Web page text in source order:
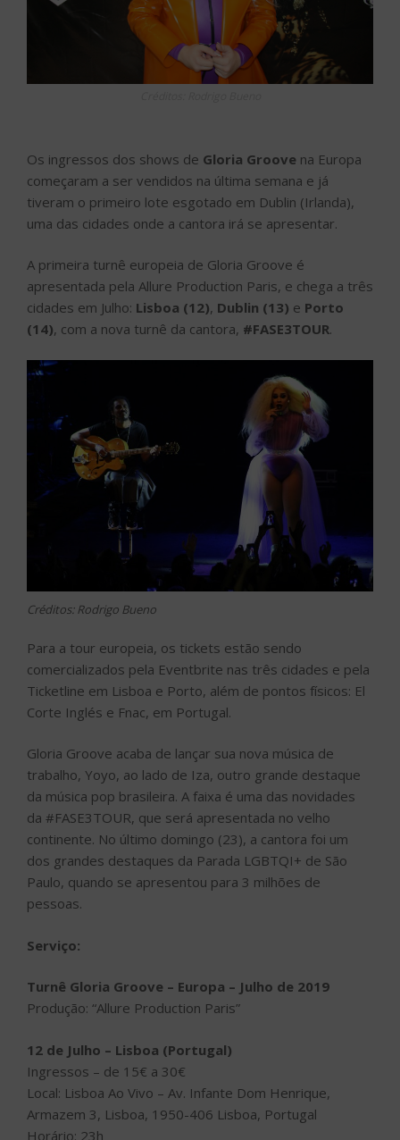
Os ingressos dos shows de Gloria Groove na Europa
começaram a ser vendidos na última semana e já
tiveram o primeiro lote esgotado em Dublin (Irlanda),
uma das cidades onde a cantora irá se apresentar.
A primeira turnê europeia de Gloria Groove é
apresentada pela Allure Production Paris, e chega a três
cidades em Julho: Lisboa (12), Dublin (13) e Porto
(14), com a nova turnê da cantora, #FASE3TOUR.
Créditos: Rodrigo Bueno
Para a tour europeia, os tickets estão sendo
comercializados pela Eventbrite nas três cidades e pela
Ticketline em Lisboa e Porto, além de pontos físicos: El
Corte Inglés e Fnac, em Portugal.
Gloria Groove acaba de lançar sua nova música de
trabalho, Yoyo, ao lado de Iza, outro grande destaque
da música pop brasileira. A faixa é uma das novidades
da #FASE3TOUR, que será apresentada no velho
continente. No último domingo (23), a cantora foi um
dos grandes destaques da Parada LGBTQI+ de São
Paulo, quando se apresentou para 3 milhões de
pessoas.
Serviço:
Turnê Gloria Groove – Europa – Julho de 2019
Produção: “Allure Production Paris”
12 de Julho – Lisboa (Portugal)
Ingressos – de 15€ a 30€
Local: Lisboa Ao Vivo – Av. Infante Dom Henrique,
Armazem 3, Lisboa, 1950-406 Lisboa, Portugal
Horário: 23h